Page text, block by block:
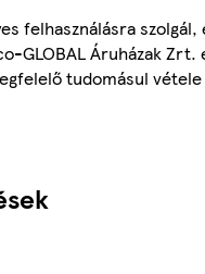
felhasználásra szolgál,
GLOBAL Áruházak Zrt.
tudomásul